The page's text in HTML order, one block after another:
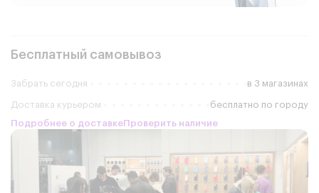
Бесплатный самовывоз
Забрать сегодня в 3 магазинах
Доставка курьером
бесплатно по городу
Подробнее о доставкеПроверить наличие